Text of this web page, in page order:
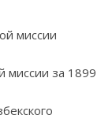
миссии
миссии за 1899